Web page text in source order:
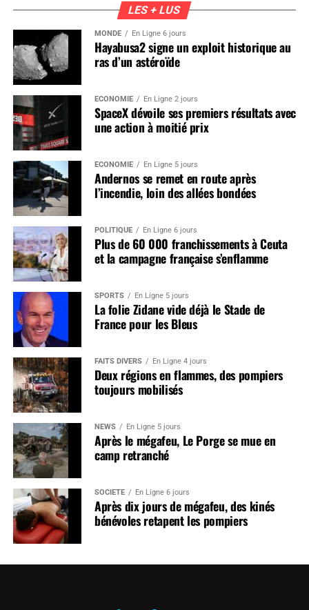
LES + LUS
MONDE En Ligne 6 jours
Hayabusa2 signe un exploit historique au
ras d’un astéroïde
ÉCONOMIE En Ligne 2 jours
SpaceX dévoile ses premiers résultats avec
une action à moitié prix
ÉCONOMIE En Ligne 5 jours
Andernos se remet en route après
l’incendie, loin des allées bondées
POLITIQUE En Ligne 6 jours
Plus de 60 000 franchissements à Ceuta
et la campagne française s’enflamme
SPORTS En Ligne 5 jours
La folie Zidane vide déjà le Stade de
France pour les Bleus
FAITS DIVERS En Ligne 4 jours
Deux régions en flammes, des pompiers
toujours mobilisés
NEWS En Ligne 5 jours
Après le mégafeu, Le Porge se mue en
camp retranché
SOCIÉTÉ En Ligne 6 jours
Après dix jours de mégafeu, des kinés
bénévoles retapent les pompiers